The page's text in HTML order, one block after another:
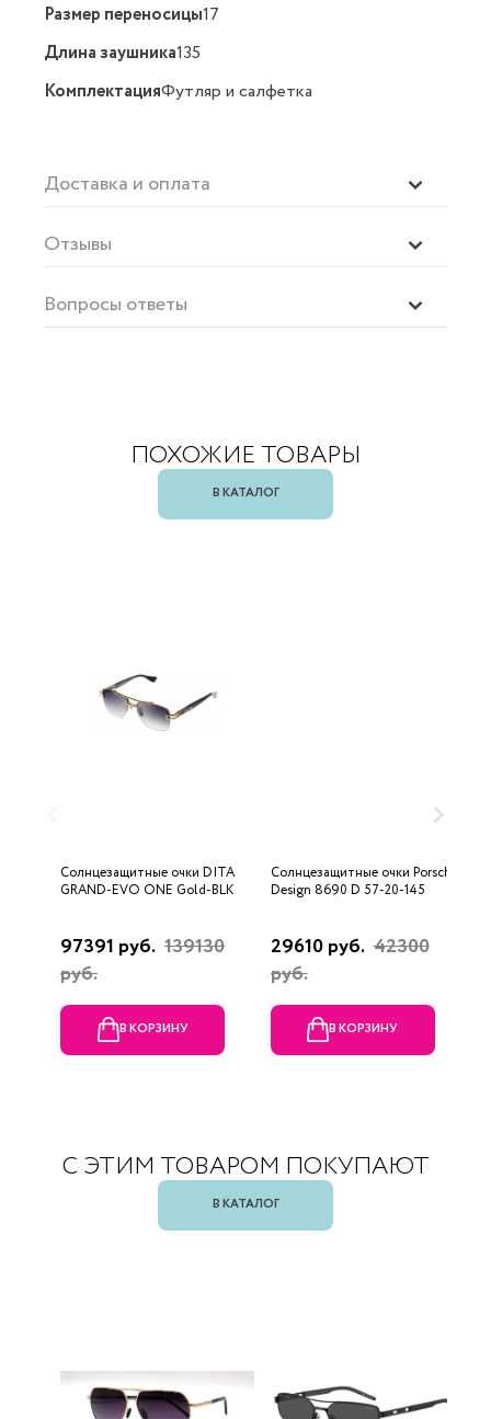
Размер переносицы17
Длина заушника135
КомплектацияФутляр и салфетка
Доставка и оплата
Отзывы
Вопросы ответы
ПОХОЖИЕ ТОВАРЫ
В КАТАЛОГ
Солнцезащитные очки DITA
GRAND-EVO ONE Gold-BLK
97391 руб. 139130
руб.
В КОРЗИНУ
Солнцезащитные очки Porsche
Design 8690 D 57-20-145
29610 руб. 42300
руб.
В КОРЗИНУ
С ЭТИМ ТОВАРОМ ПОКУПАЮТ
В КАТАЛОГ